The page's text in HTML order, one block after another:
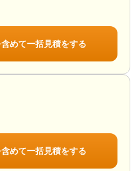
めて一括見積をする
めて一括見積をする